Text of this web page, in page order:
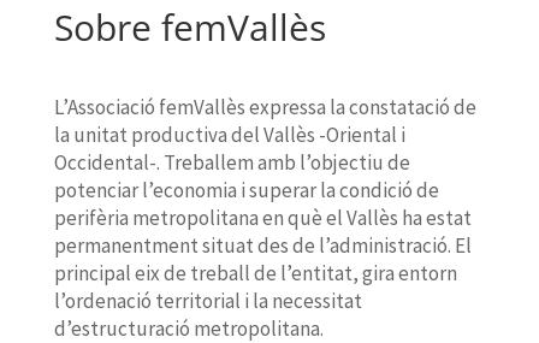
Sobre femVallès
L’Associació femVallès expressa la constatació de
la unitat productiva del Vallès -Oriental i
Occidental-. Treballem amb l’objectiu de
potenciar l’economia i superar la condició de
perifèria metropolitana en què el Vallès ha estat
permanentment situat des de l’administració. El
principal eix de treball de l’entitat, gira entorn
l’ordenació territorial i la necessitat
d’estructuració metropolitana.